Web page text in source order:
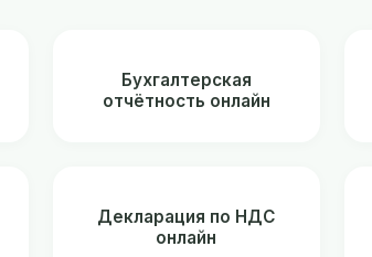
Бухгалтерская
отчётность онлайн
Декларация по НДС
онлайн